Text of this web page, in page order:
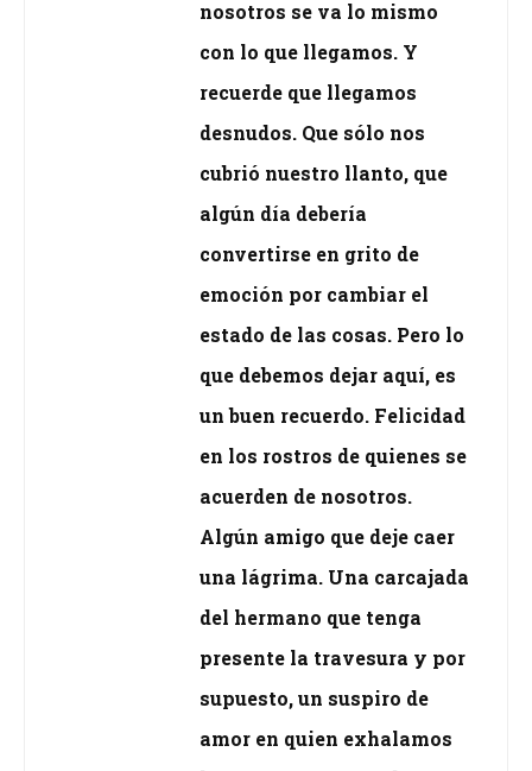
nosotros se va lo mismo
con lo que llegamos. Y
recuerde que llegamos
desnudos. Que sólo nos
cubrió nuestro llanto, que
algún día debería
convertirse en grito de
emoción por cambiar el
estado de las cosas. Pero lo
que debemos dejar aquí, es
un buen recuerdo. Felicidad
en los rostros de quienes se
acuerden de nosotros.
Algún amigo que deje caer
una lágrima. Una carcajada
del hermano que tenga
presente la travesura y por
supuesto, un suspiro de
amor en quien exhalamos